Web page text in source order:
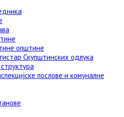
општине
Скупштинских одлука
послове и комуналне